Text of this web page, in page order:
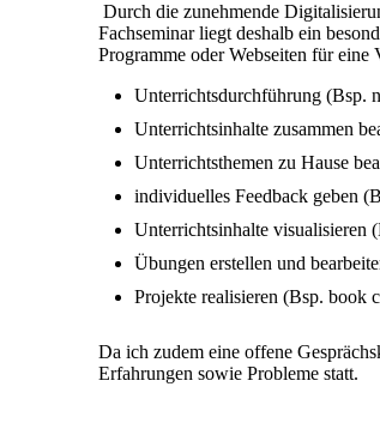
Durch die zunehmende
Fachseminar liegt deshalb ein
Programme oder Webseiten für
Unterrichtsdurchführung (Bsp.
Unterrichtsinhalte zusammen
Unterrichtsthemen zu Hause
individuelles Feedback geben
Unterrichtsinhalte visualisieren
Übungen erstellen und
Projekte realisieren (Bsp. book
Da ich zudem eine offene
Erfahrungen sowie Probleme statt.